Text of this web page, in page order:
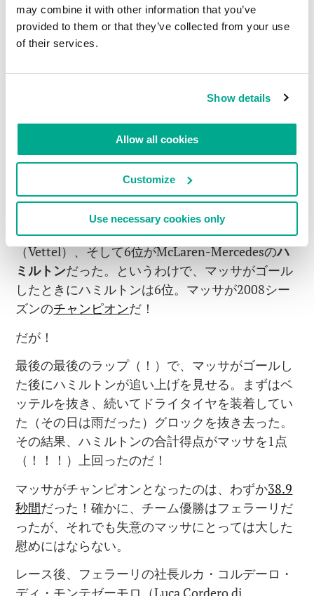
may combine it with other information that you’ve
provided to them or that they’ve collected from your use
of their services.
Show details
Allow all cookies
Customize
Use necessary cookies only
ンはマッサだった。マッサが2着でハミルトンが9
着でも、マッサが優勝。得点が同じだったとして
も、シーズンを通しての勝ち星が多かったため、
しかし、最後に起きたのはこうだ。
が、後続は皆、表彰台に上がるため、そして可能
な限りの高得点を獲得するために、まだ走ってい
た。マッサがゴールした時点での順位は、2位が
Renaultのアロンソ（Alonso）、3位がFerrariのラ
イコネン（Räikkönen）、4位がトヨタのグロック
（Glock）、5位がToto Rossoのベッテル
（Vettel）、そして6位がMcLaren-Mercedesのハ
ミルトンだった。というわけで、マッサがゴール
したときにハミルトンは6位。マッサが2008シー
ズンのチャンピオンだ！
だが！
最後の最後のラップ（！）で、マッサがゴールし
た後にハミルトンが追い上げを見せる。まずはベ
ッテルを抜き、続いてドライタイヤを装着してい
た（その日は雨だった）グロックを抜き去った。
その結果、ハミルトンの合計得点がマッサを1点
（！！！）上回ったのだ！
マッサがチャンピオンとなったのは、わずか38.9
秒間だった！確かに、チーム優勝はフェラーリだ
ったが、それでも失意のマッサにとっては大した
慰めにはならない。
レース後、フェラーリの社長ルカ・コルデーロ・
ディ・モンテゼーモロ（Luca Cordero di